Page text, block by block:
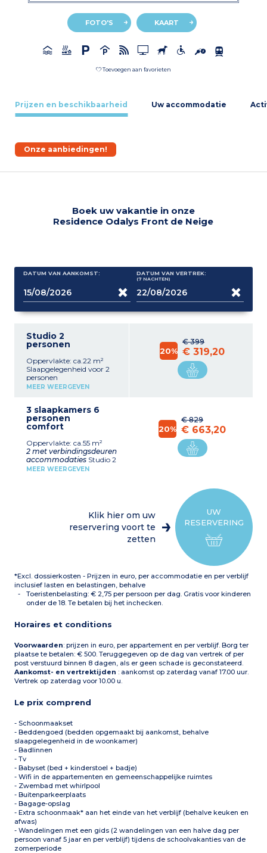
FOTO'S KAART
Toevoegen aan favorieten
Prijzen en beschikbaarheid Uw accommodatie
Onze aanbiedingen!
Boek uw vakantie in onze
Residence Odalys Front de Neige
DATUM VAN AANKOMST: DATUM VAN VERTREK:
(7 NACHTEN)
Studio 2
personen
Oppervlakte: ca.22 m²
Slaapgelegenheid voor 2
personen
(eenpersoonsbedden/dubbel
(keramische kookplaat,
koelkast, magnetron,
waterkoker,
broodrooster) Ingerichte
badkamer (wastafel,
spiegel, douche,
haardroger)
MEER WEERGEVEN
€ 399
20% € 319,20
3 slaapkamers 6
personen
comfort
Oppervlakte: ca.55 m²
2 met verbindingsdeuren
accommodaties Studio 2
personen (22 m²)
(keramische kookplaat,
koelkast, magnetron,
personen (vanaf 32 m²)
Woonkamer met
slaapbank Kitchenette
(keramische kookplaat,
waterkoker,
broodrooster)
1 slaapkamer
(tweepersoons of twin,
opgeven bij boeking)
Badkamer (wastafel,
spiegel, bad, haardroger)
MEER WEERGEVEN
€ 829
20% € 663,20
UW
RESERVERING
Klik hier om uw
reservering voort te
zetten
*Excl. dossierkosten - Prijzen in euro, per accommodatie en per verblijf
inclusief lasten en belastingen, behalve
Toeristenbelasting: € 2,75 per persoon per dag. Gratis voor kinderen
onder de 18. Te betalen bij het inchecken.
Horaires et conditions
Voorwaarden: prijzen in euro, per appartement en per verblijf. Borg ter
plaatse te betalen: € 500. Teruggegeven op de dag van vertrek of per
post verstuurd binnen 8 dagen, als er geen schade is geconstateerd.
Aankomst- en vertrektijden : aankomst op zaterdag vanaf 17.00 uur.
Vertrek op zaterdag voor 10.00 u.
Le prix comprend
- Schoonmaakset
- Beddengoed (bedden opgemaakt bij aankomst, behalve
slaapgelegenheid in de woonkamer)
- Badlinnen
- Tv
- Babyset (bed + kinderstoel + badje)
- Wifi in de appartementen en gemeenschappelijke ruimtes
- Zwembad met whirlpool
- Buitenparkeerplaats
- Bagage-opslag
- Extra schoonmaak* aan het einde van het verblijf (behalve keuken en
afwas)
- Wandelingen met een gids (2 wandelingen van een halve dag per
persoon vanaf 5 jaar en per verblijf) tijdens de schoolvakanties van de
zomerperiode